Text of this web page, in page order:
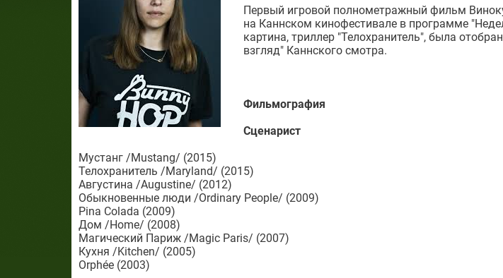
Первый игровой полнометражный фильм
на Каннском кинофестивале в программе
картина, триллер "Телохранитель", была
взгляд" Каннского смотра.
Фильмография
Сценарист
Мустанг /Mustang/ (2015)
Телохранитель /Maryland/ (2015)
Августина /Augustine/ (2012)
Обыкновенные люди /Ordinary People/ (2009)
Pina Colada (2009)
Дом /Home/ (2008)
Магический Париж /Magic Paris/ (2007)
Кухня /Kitchen/ (2005)
Orphée (2003)